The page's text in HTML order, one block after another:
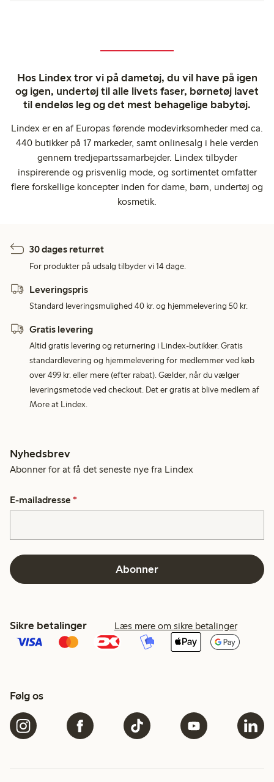
Hos Lindex tror vi på dametøj, du vil have på igen
og igen, undertøj til alle livets faser, børnetøj lavet
til endeløs leg og det mest behagelige babytøj.
Lindex er en af Europas førende modevirksomheder med ca.
440 butikker på 17 markeder, samt onlinesalg i hele verden
gennem tredjepartssamarbejder. Lindex tilbyder
inspirerende og prisvenlig mode, og sortimentet omfatter
flere forskellige koncepter inden for dame, børn, undertøj og
kosmetik.
30 dages returret
For produkter på udsalg tilbyder vi 14 dage.
Leveringspris
Standard leveringsmulighed 40 kr. og hjemmelevering 50 kr.
Gratis levering
Altid gratis levering og returnering i Lindex-butikker. Gratis
standardlevering og hjemmelevering for medlemmer ved køb
over 499 kr. eller mere (efter rabat). Gælder, når du vælger
leveringsmetode ved checkout. Det er gratis at blive medlem af
More at Lindex.
Nyhedsbrev
Abonner for at få det seneste nye fra Lindex
E-mailadresse *
Abonner
Sikre betalinger Læs mere om sikre betalinger
Følg os